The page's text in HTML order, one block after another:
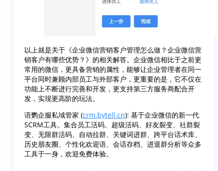
以上就是关于《企业微信营销客户管理怎么做？企业微信营
销客户有哪些优势？》的相关解答。企业微信相比于之前更
常用的微信，更具备营销的属性，能够让企业管理者在同一
平台同时兼顾内部员工与外部客户，更重要的是，它不仅在
功能上不断进行完善和开发，更支持第三方服务商配合开
发，实现更高阶的玩法。
语鹦企服私域管家 (crm.bytell.cn): 基于企业微信的新一代
SCRM工具。集合员工活码、超级活码、好友裂变、社群裂
变、无限群活码、自动拉群、关键词进群、跨平台话术库、
历史朋友圈、个性化欢迎语、会话存档、进退群分析等众多
工具于一身，欢迎免费体验。